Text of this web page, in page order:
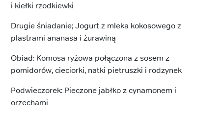
i kiełki rzodkiewki
Drugie śniadanie; Jogurt z mleka kokosowego z
plastrami ananasa i żurawiną
Obiad: Komosa ryżowa połączona z sosem z
pomidorów, cieciorki, natki pietruszki i rodzynek
Podwieczorek: Pieczone jabłko z cynamonem i
orzechami